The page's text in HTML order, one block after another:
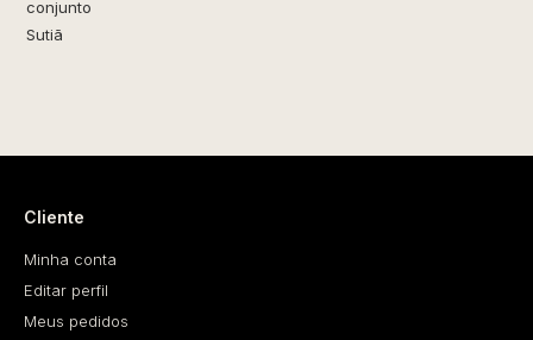
conjunto
Sutiã
Cliente
Minha conta
Editar perfil
Meus pedidos